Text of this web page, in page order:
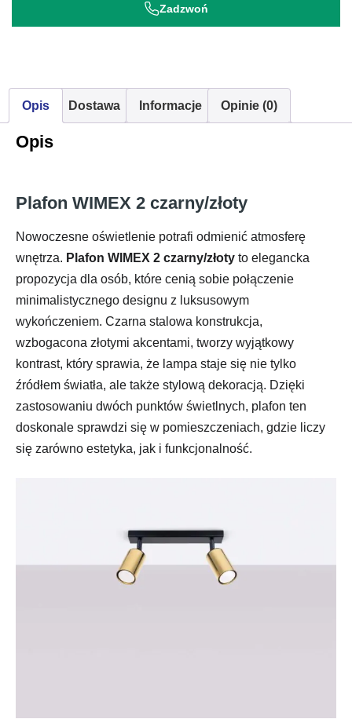
Zadzwoń
Opis Dostawa Informacje Opinie (0)
Opis
Plafon WIMEX 2 czarny/złoty
Nowoczesne oświetlenie potrafi odmienić atmosferę
wnętrza. Plafon WIMEX 2 czarny/złoty to elegancka
propozycja dla osób, które cenią sobie połączenie
minimalistycznego designu z luksusowym
wykończeniem. Czarna stalowa konstrukcja,
wzbogacona złotymi akcentami, tworzy wyjątkowy
kontrast, który sprawia, że lampa staje się nie tylko
źródłem światła, ale także stylową dekoracją. Dzięki
zastosowaniu dwóch punktów świetlnych, plafon ten
doskonale sprawdzi się w pomieszczeniach, gdzie liczy
się zarówno estetyka, jak i funkcjonalność.